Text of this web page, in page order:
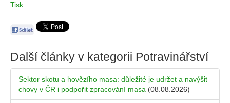
Tisk
Další články v kategorii Potravinářství
Sektor skotu a hovězího masa: důležité je udržet a navýšit
chovy v ČR i podpořit zpracování masa (08.08.2026)